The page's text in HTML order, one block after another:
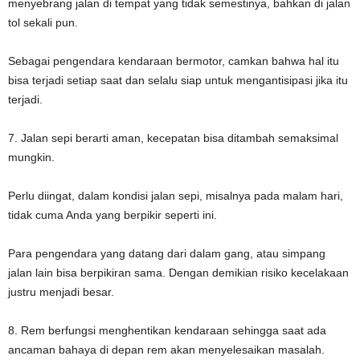
menyebrang jalan di tempat yang tidak semestinya, bahkan di jalan
tol sekali pun.
Sebagai pengendara kendaraan bermotor, camkan bahwa hal itu
bisa terjadi setiap saat dan selalu siap untuk mengantisipasi jika itu
terjadi.
7. Jalan sepi berarti aman, kecepatan bisa ditambah semaksimal
mungkin.
Perlu diingat, dalam kondisi jalan sepi, misalnya pada malam hari,
tidak cuma Anda yang berpikir seperti ini.
Para pengendara yang datang dari dalam gang, atau simpang
jalan lain bisa berpikiran sama. Dengan demikian risiko kecelakaan
justru menjadi besar.
8. Rem berfungsi menghentikan kendaraan sehingga saat ada
ancaman bahaya di depan rem akan menyelesaikan masalah.